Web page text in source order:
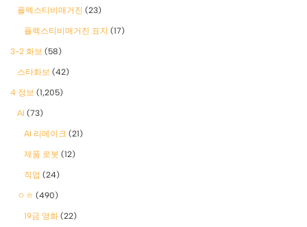
플렉스티비매거진 (23)
플렉스티비매거진 표지 (17)
3-2 화보 (58)
스타화보 (42)
4 정보 (1,205)
AI (73)
AI 리메이크 (21)
제품 로봇 (12)
직업 (24)
ㅇㅎ (490)
19금 영화 (22)